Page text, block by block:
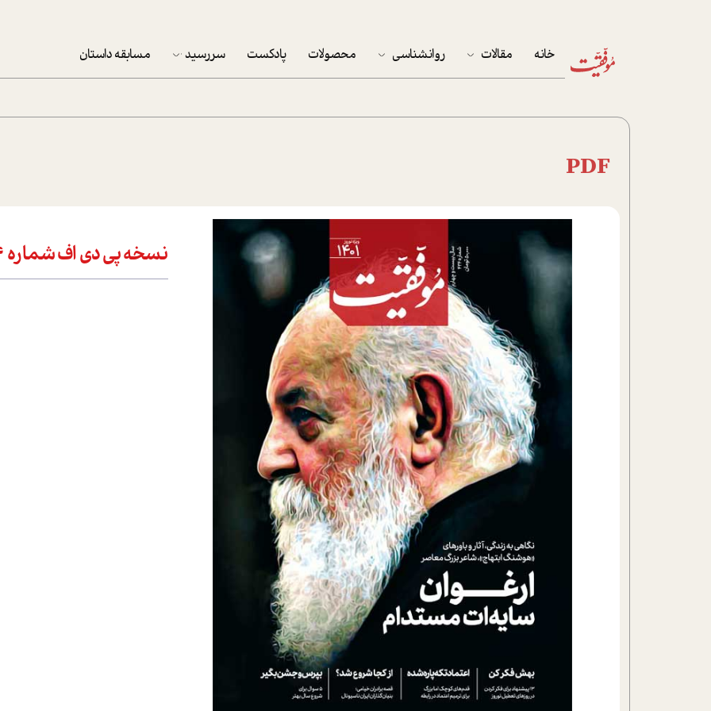
خانه مقالات
پلاس
تحلیل فیلم
شیوانا
داستان
روانشناسی محصولات پادکست سررسید
تقویم دیواری
مسابقه داستان
PDF
نسخه پی دی اف شماره 424